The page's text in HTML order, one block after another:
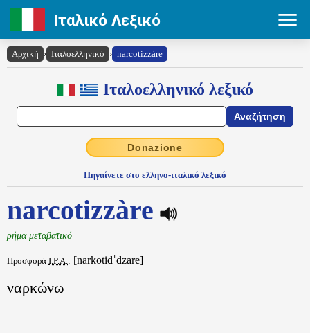
Ιταλικό Λεξικό
Αρχική › Ιταλοελληνικό › narcotizzàre
Ιταλοελληνικό λεξικό
Donazione
Πηγαίνετε στο ελληνο-ιταλικό λεξικό
narcotizzàre
ρήμα μεταβατικό
Προσφορά I.P.A.: [narkotidˈdzare]
ναρκώνω